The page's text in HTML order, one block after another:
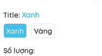
Title: Xanh
Xanh
Vàng
Số lượng: